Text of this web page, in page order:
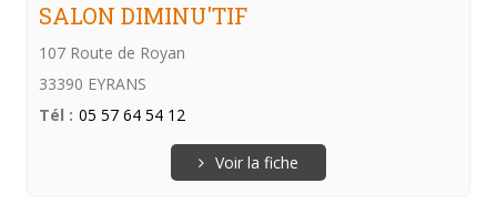
SALON DIMINU'TIF
107 Route de Royan
33390 EYRANS
Tél : 05 57 64 54 12
Voir la fiche